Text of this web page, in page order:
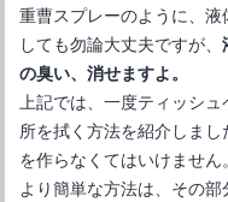
車のホコリ取りに便利な
重曹スプレーのように、
しても勿論大丈夫ですが、
の臭い、消せますよ。
上記では、一度ティッシ
所を拭く方法を紹介しま
を作らなくてはいけません。
より簡単な方法は、その